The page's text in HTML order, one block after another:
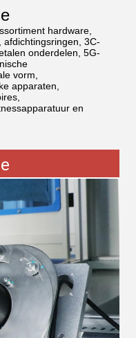
hardware,
afdichtingsringen, 3C-
onderdelen, 5G-
vorm,
apparaten,
en